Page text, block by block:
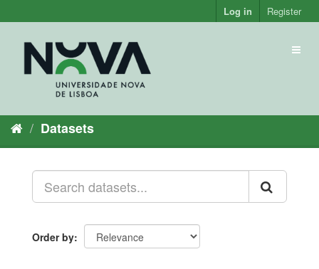
to
Log in Register
Datasets
Order by